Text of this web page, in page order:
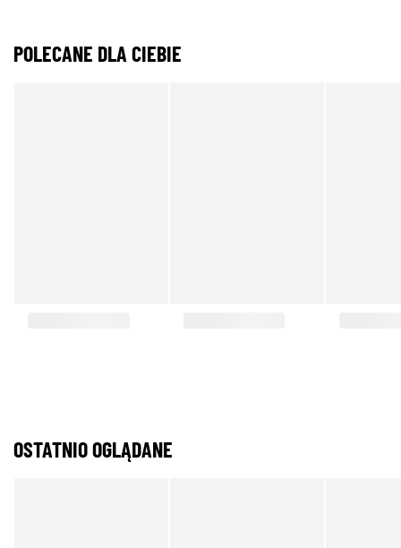
POLECANE DLA CIEBIE
OSTATNIO OGLĄDANE